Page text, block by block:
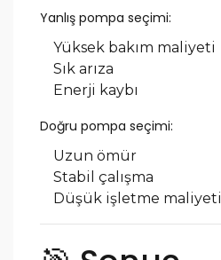
Yanlış pompa seçimi:
Yüksek bakım maliyeti
Sık arıza
Enerji kaybı
Doğru pompa seçimi:
Uzun ömür
Stabil çalışma
Düşük işletme maliyeti